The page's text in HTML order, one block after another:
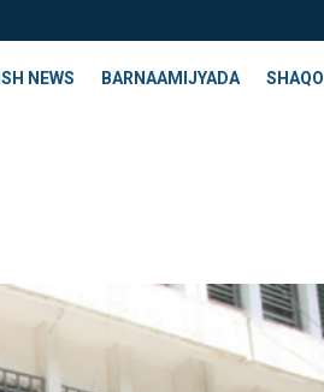
NEWS BARNAAMIJYADA